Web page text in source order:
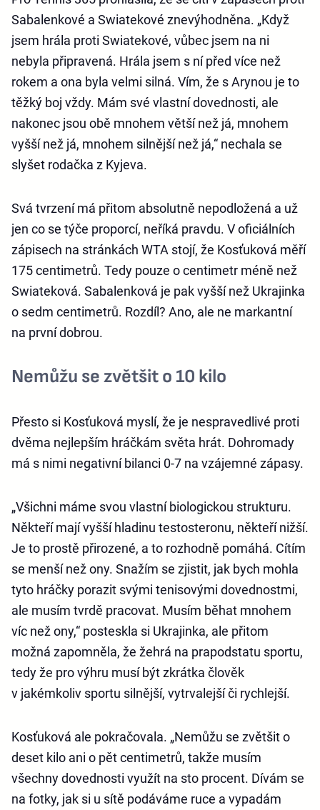
Sabalenkové a Swiatekové znevýhodněna. „Když
jsem hrála proti Swiatekové, vůbec jsem na ni
nebyla připravená. Hrála jsem s ní před více než
rokem a ona byla velmi silná. Vím, že s Arynou je to
těžký boj vždy. Mám své vlastní dovednosti, ale
nakonec jsou obě mnohem větší než já, mnohem
vyšší než já, mnohem silnější než já,“ nechala se
slyšet rodačka z Kyjeva.
Svá tvrzení má přitom absolutně nepodložená a už
jen co se týče proporcí, neříká pravdu. V oficiálních
zápisech na stránkách WTA stojí, že Kosťuková měří
175 centimetrů. Tedy pouze o centimetr méně než
Swiateková. Sabalenková je pak vyšší než Ukrajinka
o sedm centimetrů. Rozdíl? Ano, ale ne markantní
na první dobrou.
Nemůžu se zvětšit o 10 kilo
Přesto si Kosťuková myslí, že je nespravedlivé proti
dvěma nejlepším hráčkám světa hrát. Dohromady
má s nimi negativní bilanci 0-7 na vzájemné zápasy.
„Všichni máme svou vlastní biologickou strukturu.
Někteří mají vyšší hladinu testosteronu, někteří nižší.
Je to prostě přirozené, a to rozhodně pomáhá. Cítím
se menší než ony. Snažím se zjistit, jak bych mohla
tyto hráčky porazit svými tenisovými dovednostmi,
ale musím tvrdě pracovat. Musím běhat mnohem
víc než ony,“ posteskla si Ukrajinka, ale přitom
možná zapomněla, že žehrá na prapodstatu sportu,
tedy že pro výhru musí být zkrátka člověk
v jakémkoliv sportu silnější, vytrvalejší či rychlejší.
Kosťuková ale pokračovala. „Nemůžu se zvětšit o
deset kilo ani o pět centimetrů, takže musím
všechny dovednosti využít na sto procent. Dívám se
na fotky, jak si u sítě podáváme ruce a vypadám